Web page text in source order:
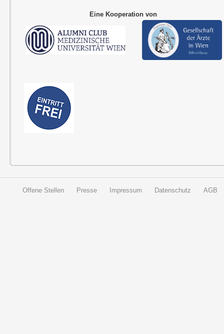
Eine Kooperation von
Offene Stellen Presse Impressum Datenschutz AGB